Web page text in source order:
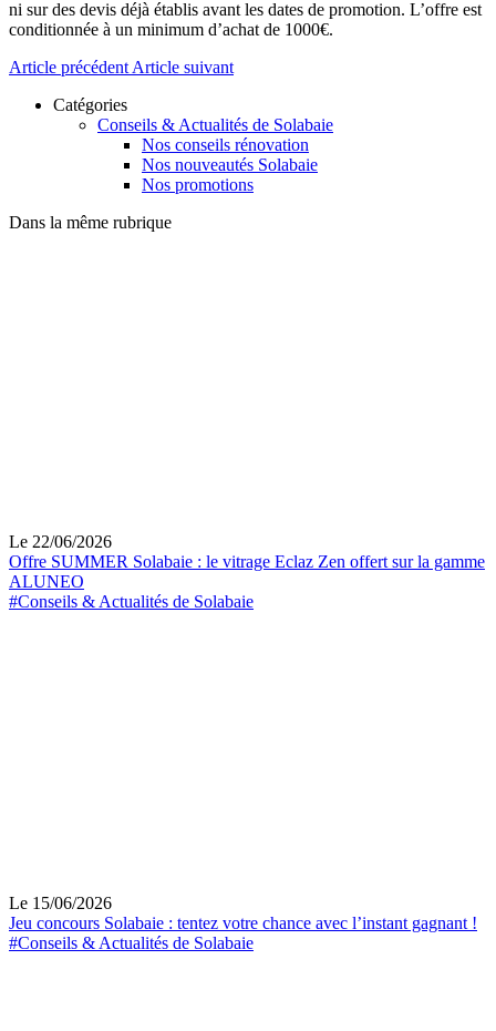
ni sur des devis déjà établis avant les dates de promotion. L’offre est
conditionnée à un minimum d’achat de 1000€.
Article précédent Article suivant
Catégories
Conseils & Actualités de Solabaie
Nos conseils rénovation
Nos nouveautés Solabaie
Nos promotions
Dans la même rubrique
Le 22/06/2026
Offre SUMMER Solabaie : le vitrage Eclaz Zen offert sur la gamme
ALUNEO
#Conseils & Actualités de Solabaie
Le 15/06/2026
Jeu concours Solabaie : tentez votre chance avec l’instant gagnant !
#Conseils & Actualités de Solabaie